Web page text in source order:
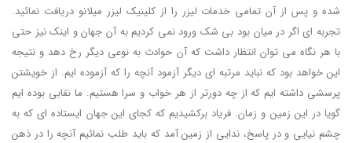
شده و پس از آن تمامی خدمات لیزر را از کلینیک لیزر میلانو دریافت نمائید.
تجربه ای اگر در میان بود بی شک ورود نمی کردیم به آن جهان و اینک نیز حتی
با هر نگاه می توان انتظار داشت که آن حوادث به نوعی دیگر رخ دهد و نتیجه
این خواهد بود که نباید مرتبه ای دیگر آزمود آنچه را که آزموده ایم. از خویشتن
پرسشی داشته ایم که از چه دورتر از هر خواب و سرا هستیم. ما نقابی بوده ایم
گویا در این زمین و زمان. فریاد برکشیدیم که کجای این جهان ایستاده ای که به
چشم نیایی و در پاسخ، ندایی از زمین آمد که باید طلب نمائیم آنچه را در ذهن